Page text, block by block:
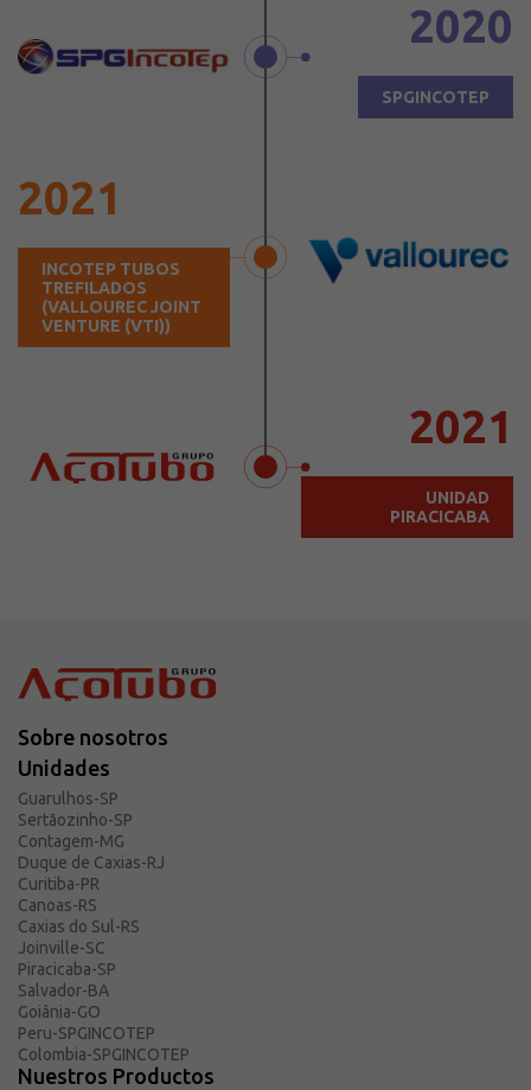
2020
SPGINCOTEP
2021
INCOTEP TUBOS
TREFILADOS
(VALLOUREC JOINT
VENTURE (VTI))
2021
UNIDAD
PIRACICABA
Sobre nosotros
Unidades
Guarulhos-SP
Sertãozinho-SP
Contagem-MG
Duque de Caxias-RJ
Curitiba-PR
Canoas-RS
Caxias do Sul-RS
Joinville-SC
Piracicaba-SP
Salvador-BA
Goiânia-GO
Peru-SPGINCOTEP
Colombia-SPGINCOTEP
Nuestros Productos